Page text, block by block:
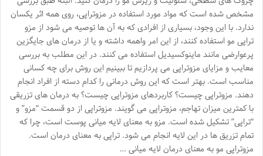
مشخص شده است که مواد مورد استفاده در مزوتراپی، روی همه اثر یکسان
ندارد. با این وجود، بسیاری از افرادی که به آن ها توصیه می شود از مزو
تراپی مو استفاده کنند، از این امر واهمه داشته و یا از درمان های جایگزین
پرعوارضی مانند ماینوکسیدیل استفاده می کنند. در این مطلب به بررسی
معایب و مزایای مزوتراپی می پردازیم تا ببینیم این روش برای چه کسانی
مناسب است. بهتر است که این روش درمانی را کدام دسته از افراد انجام
دهند. مزوتراپی چیست؟ کاربردهای مزوتراپی چیست؟ به درمان های تزریقی
با کمترین میزان تهاجم، مزوتراپی می گویند. مزوتراپی از دو قسمت “مزو” و
“تراپی” تشکیل شده است. مزو به معنای لایه میانی پوست است، چرا که
تمام تزریق ها در این لایه انجام می شود. تراپی به معنای درمان است.
مزوتراپی مو به معنای درمان لایه میانی …